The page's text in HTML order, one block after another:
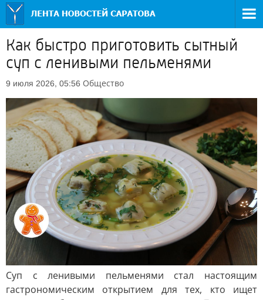
Как быстро приготовить сытный
суп с ленивыми пельменями
9 июля 2026, 05:56 Общество
Суп с ленивыми пельменями стал настоящим
гастрономическим открытием для тех, кто ищет